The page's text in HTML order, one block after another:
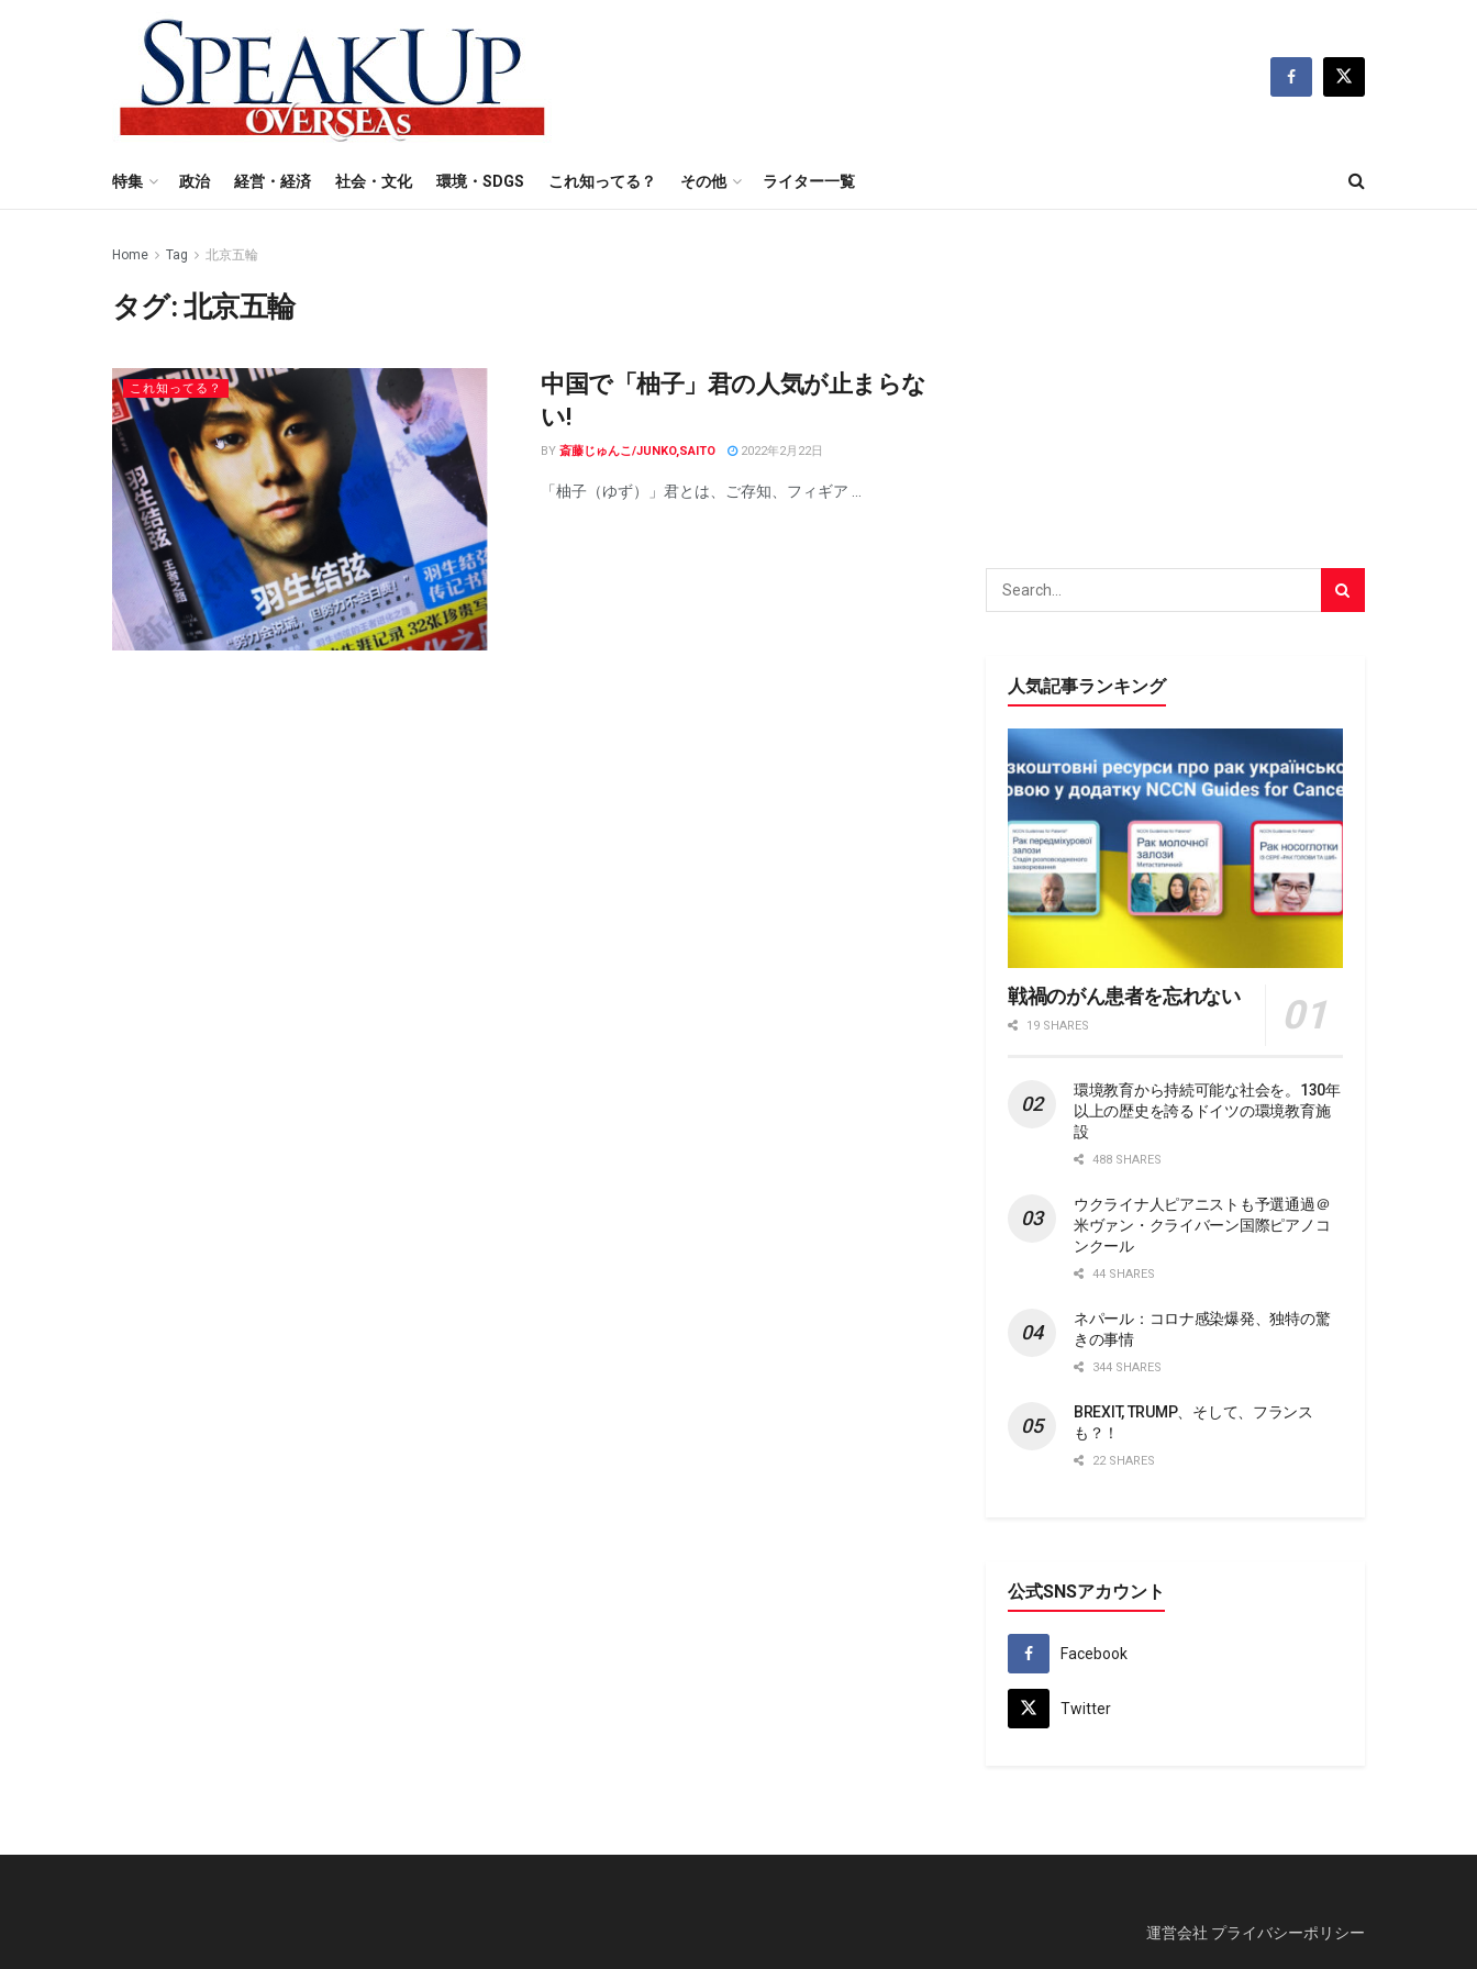
特集 政治 経営・経済 社会・文化 環境・SDGS これ知ってる？ その他 ライター一覧
Home Tag 北京五輪
タグ: 北京五輪
これ知ってる？
中国で「柚子」君の人気が止まらな
い!
BY 斎藤じゅんこ/JUNKO,SAITO 2022年2月22日
「柚子（ゆず）」君とは、ご存知、フィギア ...
人気記事ランキング
戦禍のがん患者を忘れない
19 SHARES
環境教育から持続可能な社会を。130年
以上の歴史を誇るドイツの環境教育施
設
488 SHARES
ウクライナ人ピアニストも予選通過＠
米ヴァン・クライバーン国際ピアノコ
ンクール
44 SHARES
ネパール：コロナ感染爆発、独特の驚
きの事情
344 SHARES
BREXIT, TRUMP、そして、フランス
も？！
22 SHARES
公式SNSアカウント
Facebook
Twitter
運営会社 プライバシーポリシー